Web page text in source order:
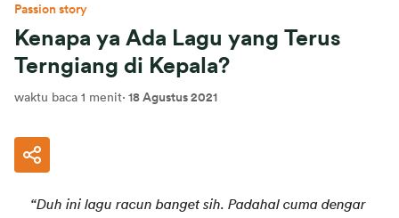
Passion story
Kenapa ya Ada Lagu yang Terus
Terngiang di Kepala?
waktu baca 1 menit· 18 Agustus 2021
“Duh ini lagu racun banget sih. Padahal cuma dengar